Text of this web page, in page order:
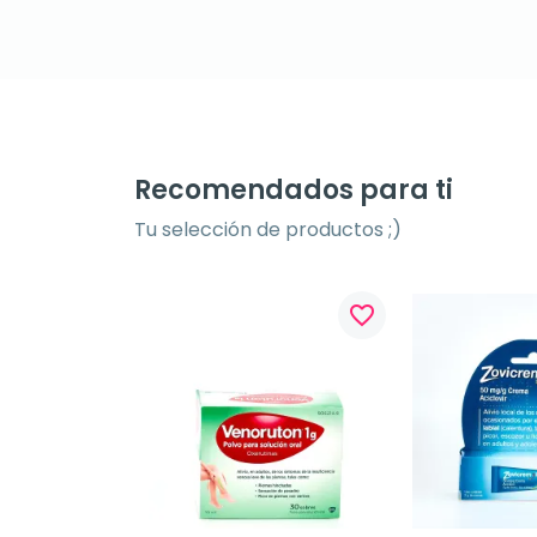
Recomendados para ti
Tu selección de productos ;)
favorite_border